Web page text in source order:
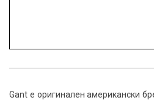
Gant е оригинален американски